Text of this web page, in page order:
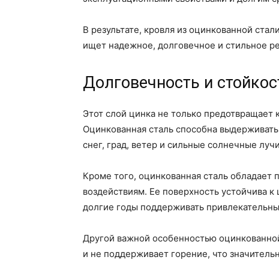
В результате, кровля из оцинкованной
ищет надежное, долговечное и стильное
Долговечность и
Этот слой цинка не только
Оцинкованная сталь способна
снег, град, ветер и сильные солнечные
Кроме того, оцинкованная сталь
воздействиям. Ее поверхность устойчива
долгие годы поддерживать
Другой важной особенностью
и не поддерживает горение, что